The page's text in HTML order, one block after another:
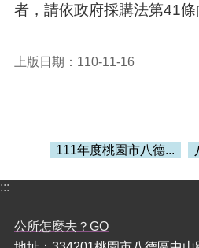
者，請依政府採購法第41條
上版日期：110-11-16
111年度桃園市八德...
:::
公所怎麼去？GO